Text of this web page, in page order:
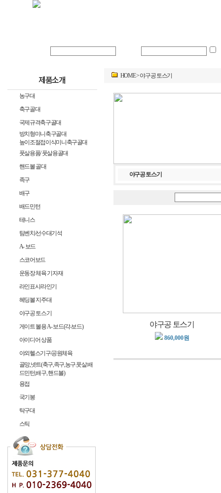
제품소개
농구대
축구골대
국제규격축구골대
방치형미니축구골대
높이조절접이식미니축구골대
풋살용품/ 풋살용골대
핸드볼 골대
족구
배구
배드민턴
테니스
팀벤치/선수대기석
A- 보드
스코어보드
운동장 체육 기자재
라인표시/라인기
헤딩볼 지주대
야구공 토스기
게이트 볼용 A- 보드(각-보드)
아이디어 상품
야외헬스기구/공원체육
골망,넷트(축구,족구,농구.풋살.배
드민턴,배구, 핸드볼)
용접
국기봉
탁구대
스틱
HOME>야구공 토스기
야구공 토스기
야구공 토스기
860,000원